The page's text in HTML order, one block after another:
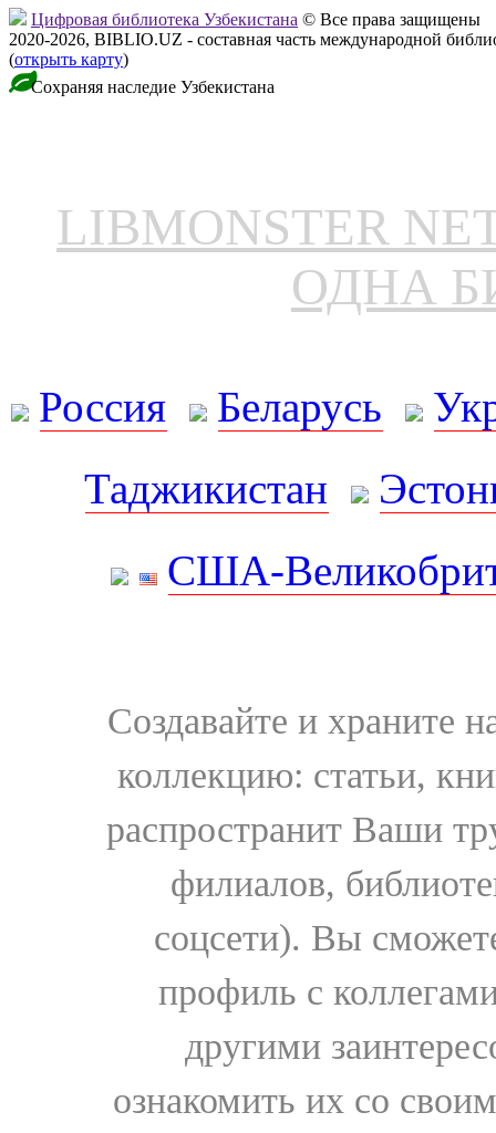
Цифровая библиотека Узбекистана © Все права защищены
2020-2026, BIBLIO.UZ - составная часть международной
(открыть карту)
Сохраняя наследие Узбекистана
LIBMONSTER
ОДНА
Россия Беларусь
Таджикистан
США-
Создавайте и храните
коллекцию: статьи,
распространит Ваши
филиалов,
соцсети). Вы
профиль с
другими
ознакомить их со